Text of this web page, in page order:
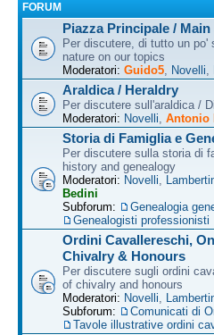
FORUM
Piazza Principale / Main
Per discutere, di tutto un
nature on our topics
Moderatori: Guido5 Novelli
Araldica / Heraldry
Per discutere sull'araldica /
Moderatori: Novelli Antonio
Storia di Famiglia e
Per discutere sulla storia di
history and genealogy
Moderatori: Novelli
Bedini
Subforum:
Genealogia
Genealogisti professionisti
Ordini Cavallereschi,
Chivalry & Honours
Per discutere sugli ordini
of chivalry and honours
Moderatori: Novelli
Subforum:
Comunicati di
Tavole illustrative ordini